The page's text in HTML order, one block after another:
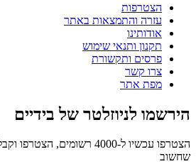
הצטרפות
עזרה והתמצאות באתר
אודותינו
תקנון ותנאי שימוש
פרסים ותקשורת
צרו קשר
מפת אתר
הירשמו לניוזלטר של בידיים
הצטרפו עכשיו ל-4000 רשומים,
שחשוב